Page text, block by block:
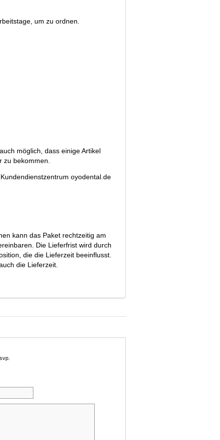
um zu ordnen.
möglich, dass einige Artikel
bekommen.
oyodental.de
kann das Paket rechtzeitig am
Die Lieferfrist wird durch
die die Lieferzeit beeinflusst.
die Lieferzeit.